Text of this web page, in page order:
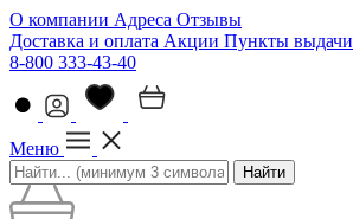
О компании Адреса Отзывы
Доставка и оплата Акции Пункты выдачи
8-800 333-43-40
Меню
Найти